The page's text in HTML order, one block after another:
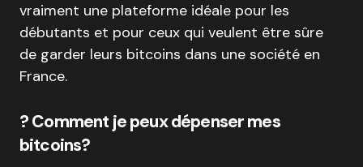
vraiment une plateforme idéale pour les
débutants et pour ceux qui veulent être sûre
de garder leurs bitcoins dans une société en
France.
? Comment je peux dépenser mes
bitcoins?